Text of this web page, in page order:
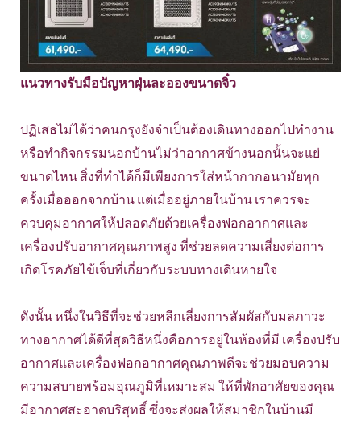
แนวทางรับมือปัญหาฝุ่นละอองขนาดจิ๋ว
ปฏิเสธไม่ได้ว่าคนกรุงยังจำเป็นต้องเดินทางออกไปทำงาน
หรือทำกิจกรรมนอกบ้านไม่ว่าอากาศข้างนอกนั้นจะแย่
ขนาดไหน สิ่งที่ทำได้ก็มีเพียงการใส่หน้ากากอนามัยทุก
ครั้งเมื่อออกจากบ้าน แต่เมื่ออยู่ภายในบ้าน เราควรจะ
ควบคุมอากาศให้ปลอดภัยด้วยเครื่องฟอกอากาศและ
เครื่องปรับอากาศคุณภาพสูง ที่ช่วยลดความเสี่ยงต่อการ
เกิดโรคภัยไข้เจ็บที่เกี่ยวกับระบบทางเดินหายใจ
ดังนั้น หนึ่งในวิธีที่จะช่วยหลีกเลี่ยงการสัมผัสกับมลภาวะ
ทางอากาศได้ดีที่สุดวิธีหนึ่งคือการอยู่ในห้องที่มี เครื่องปรับ
อากาศและเครื่องฟอกอากาศคุณภาพดีจะช่วยมอบความ
ความสบายพร้อมอุณภูมิที่เหมาะสม ให้ที่พักอาศัยของคุณ
มีอากาศสะอาดบริสุทธิ์ ซึ่งจะส่งผลให้สมาชิกในบ้านมี